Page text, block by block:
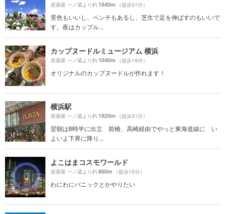
居酒屋 一ノ蔵より約1840m （徒歩31分）
景色もいいし、ベンチもあるし、芝生で足を伸ばすのもいいで
す。夜はカップル...
カップヌードルミュージアム 横浜
居酒屋 一ノ蔵より約1040m （徒歩18分）
オリジナルのカップヌードルが作れます！
横浜駅
居酒屋 一ノ蔵より約1820m （徒歩31分）
翌朝は8時半に出立 前橋、高崎経由でやっと東海道線に い
よいよ下界に降り...
よこはまコスモワールド
居酒屋 一ノ蔵より約860m （徒歩15分）
わにわにパニックとかやりたい